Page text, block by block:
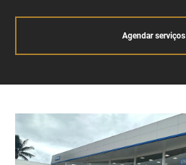
Agendar serviços